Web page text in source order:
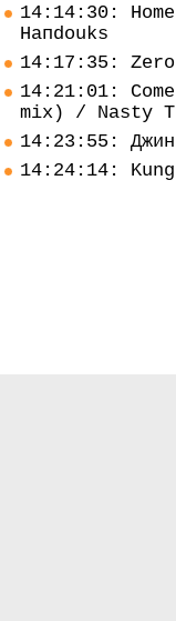
14:14:30:
Haпdouks
14:17:35:
14:21:01:
mix) / Nasty
14:23:55:
14:24:14: